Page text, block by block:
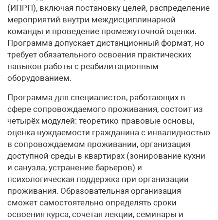
(ИПРП), включая постановку целей, распределение
мероприятий внутри междисциплинарной
команды и проведение промежуточной оценки.
Программа допускает дистанционный формат, но
требует обязательного освоения практических
навыков работы с реабилитационным
оборудованием.
Программа для специалистов, работающих в
сфере сопровождаемого проживания, состоит из
четырёх модулей: теоретико-правовые основы,
оценка нуждаемости гражданина с инвалидностью
в сопровождаемом проживании, организация
доступной среды в квартирах (зонирование кухни
и санузла, устранение барьеров) и
психологическая поддержка при организации
проживания. Образовательная организация
сможет самостоятельно определять сроки
освоения курса, сочетая лекции, семинары и